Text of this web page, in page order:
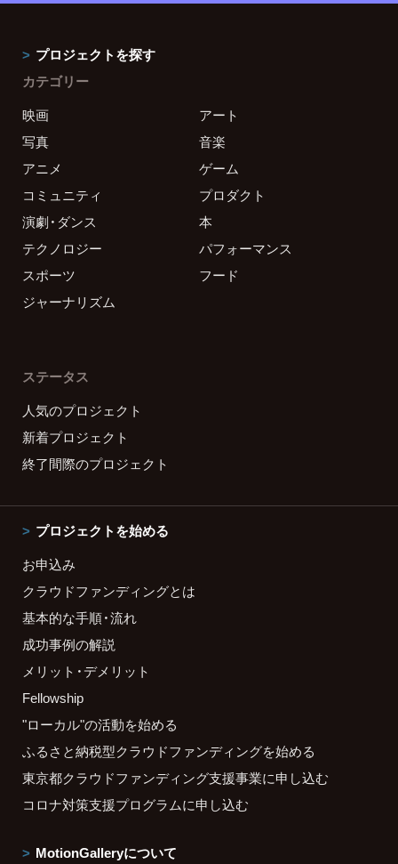
プロジェクトを探す
カテゴリー
映画
アート
写真
音楽
アニメ
ゲーム
コミュニティ
プロダクト
演劇・ダンス
本
テクノロジー
パフォーマンス
スポーツ
フード
ジャーナリズム
ステータス
人気のプロジェクト
新着プロジェクト
終了間際のプロジェクト
プロジェクトを始める
お申込み
クラウドファンディングとは
基本的な手順・流れ
成功事例の解説
メリット・デメリット
Fellowship
"ローカル"の活動を始める
ふるさと納税型クラウドファンディングを始める
東京都クラウドファンディング支援事業に申し込む
コロナ対策支援プログラムに申し込む
MotionGalleryについて